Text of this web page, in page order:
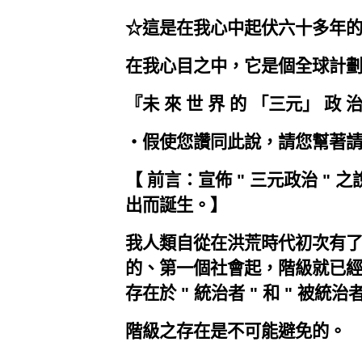
☆這是在我心中起伏六十多年
在我心目之中，它是個全球計
『未 來 世 界 的 「三元」 政
‧假使您讚同此說，請您幫著
【 前言：宣佈 " 三元政治 "
出而誕生。】
我人類自從在洪荒時代初次有
的、第一個社會起，階級就已
存在於 " 統治者 " 和 " 被統治
階級之存在是不可能避免的。